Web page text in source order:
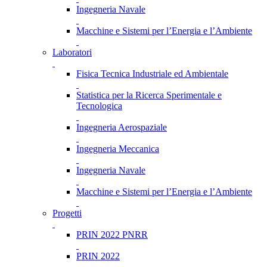
Ingegneria Navale
Macchine e Sistemi per l’Energia e l’Ambiente
Laboratori
Fisica Tecnica Industriale ed Ambientale
Statistica per la Ricerca Sperimentale e
Tecnologica
Ingegneria Aerospaziale
Ingegneria Meccanica
Ingegneria Navale
Macchine e Sistemi per l’Energia e l’Ambiente
Progetti
PRIN 2022 PNRR
PRIN 2022